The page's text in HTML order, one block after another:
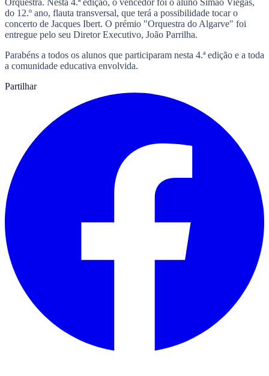
Orquestra. Nesta 4.ª edição, o vencedor foi o aluno Simão Viegas,
do 12.º ano, flauta transversal, que terá a possibilidade tocar o
concerto de Jacques Ibert. O prémio "Orquestra do Algarve" foi
entregue pelo seu Diretor Executivo, João Parrilha.
Parabéns a todos os alunos que participaram nesta 4.ª edição e a toda
a comunidade educativa envolvida.
Partilhar